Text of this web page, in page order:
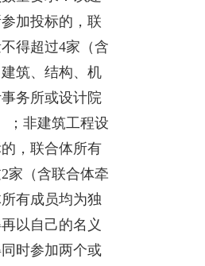
加投标的，联
得超过4家（含
筑、结构、机
务所或设计院
；非建筑工程设
，联合体所有
家（含联合体牵
有成员均为独
以自己的名义
时参加两个或